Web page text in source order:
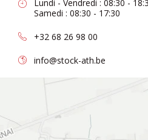
Lundi - Vendredi : 08:30 -
Samedi : 08:30 - 17:30
+32 68 26 98 00
info@stock-ath.be